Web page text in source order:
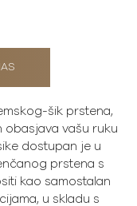
šik prstena,
obasjava vašu ruku
dostupan je u
prstena s
kao samostalan
u skladu s